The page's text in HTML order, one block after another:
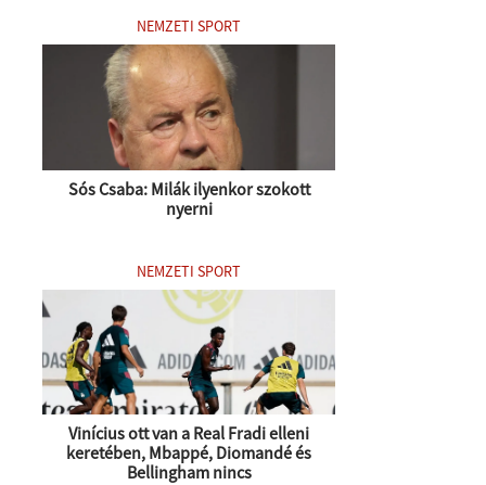
NEMZETI SPORT
Sós Csaba: Milák ilyenkor szokott
nyerni
NEMZETI SPORT
Vinícius ott van a Real Fradi elleni
keretében, Mbappé, Diomandé és
Bellingham nincs